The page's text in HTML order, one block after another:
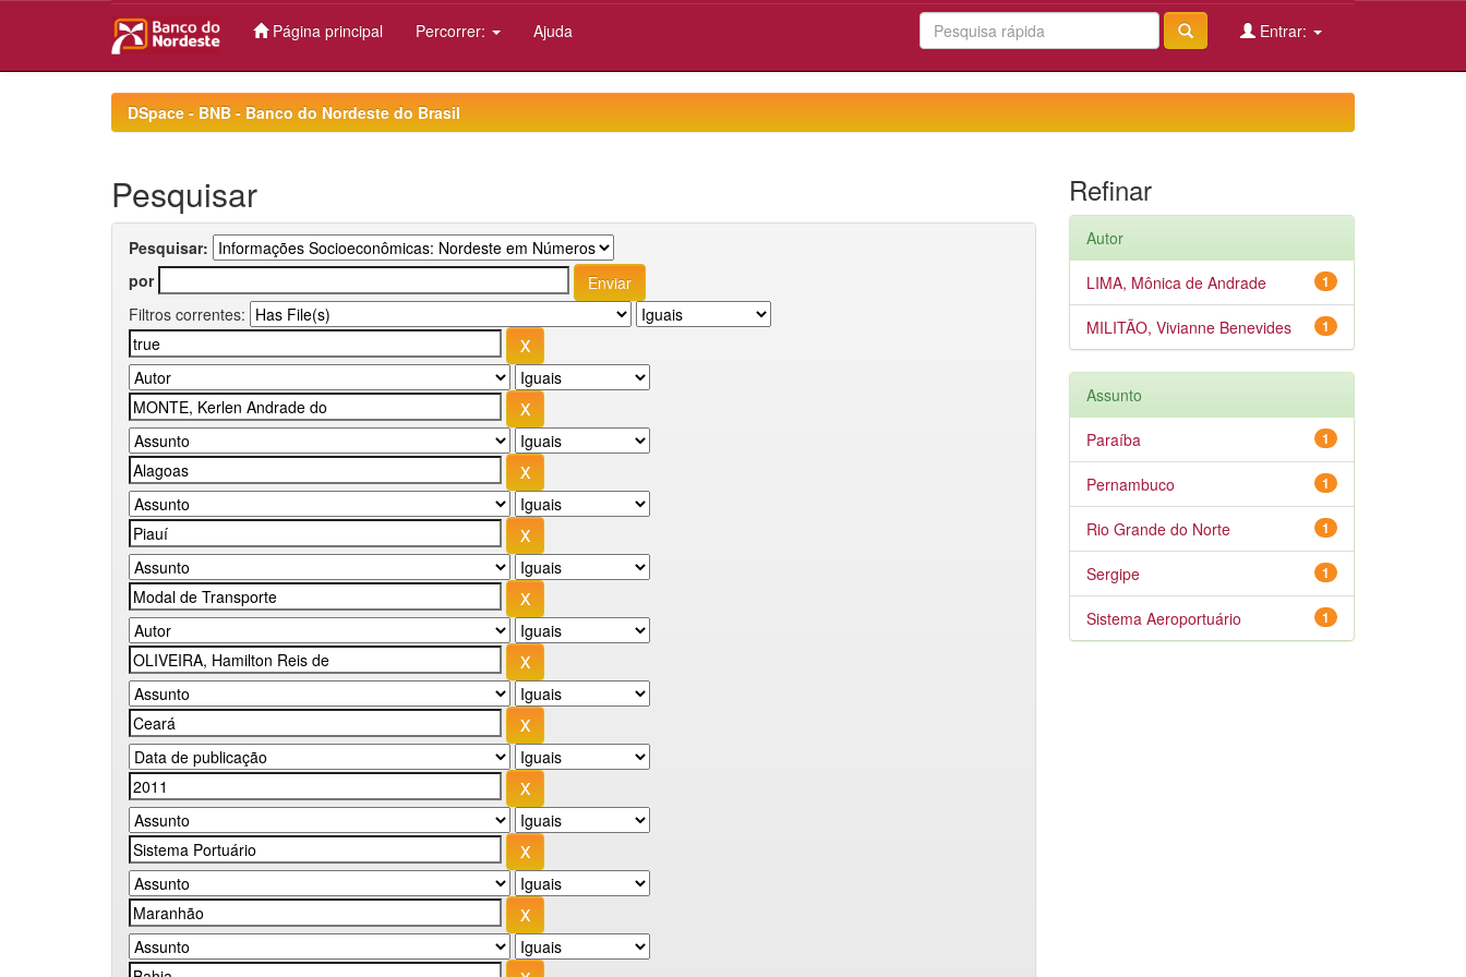
Página principal Percorrer: Ajuda Entrar:
DSpace - BNB - Banco do Nordeste do Brasil
Pesquisar
Pesquisar:
por
Filtros correntes:
Refinar
Autor
1
LIMA, Mônica de Andrade
1
MILITÃO, Vivianne Benevides
Assunto
1
Paraíba
1
Pernambuco
1
Rio Grande do Norte
1
Sergipe
1
Sistema Aeroportuário